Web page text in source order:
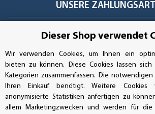
UNSERE
UNSER
Dieser Shop verwendet
Wir verwenden Cookies, um Ihnen ein
bieten zu können. Diese Cookies lassen
Kategorien zusammenfassen. Die
Ihren Einkauf benötigt. Weitere Cookies
anonymisierte Statistiken anfertigen zu
allem Marketingzwecken und werden für die